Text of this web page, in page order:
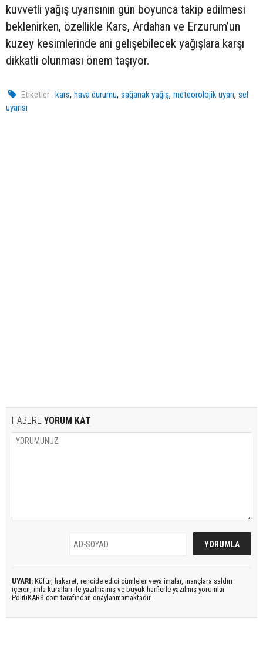
kuvvetli yağış uyarısının gün boyunca takip edilmesi
beklenirken, özellikle Kars, Ardahan ve Erzurum’un
kuzey kesimlerinde ani gelişebilecek yağışlara karşı
dikkatli olunması önem taşıyor.
Etiketler : kars,hava durumu,sağanak yağış,meteorolojik uyarı,sel
uyarısı
HABERE YORUM KAT
UYARI: Küfür, hakaret, rencide edici cümleler veya imalar, inançlara saldırı
içeren, imla kuralları ile yazılmamış ve büyük harflerle yazılmış yorumlar
PolitiKARS.com tarafından onaylanmamaktadır.